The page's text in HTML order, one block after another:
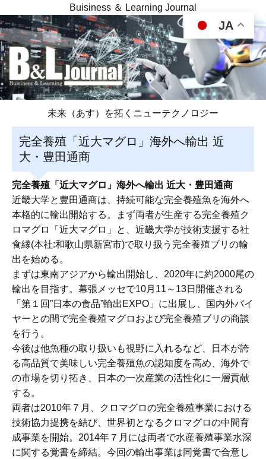
Buisiness ＆ Learning Journal
未来（あす）を拓くニューテクノロジー
完全養殖「近大マグロ」海外へ輸出 近
大・豊田通商
完全養殖「近大マグロ」海外へ輸出 近大・豊田通商
近畿大学と豊田通商は、持続可能な完全養殖魚を海外へ
本格的に輸出開始する。まず両者が生産する完全養殖ク
ロマグロ「近大マグロ」と、近畿大学が技術支援する社
食縁(本社:和歌山県新宮市)で取り扱う完全養殖ブリの輸
出を始める。
まずは東南アジアから輸出開始し、2020年に約2000尾の
輸出を目指す。幕張メッセで10月11～13日開催される
「第１回”日本の食品”輸出EXPO」に出展し、国内外バイ
ヤーとの間で完全養殖マグロおよび完全養殖ブリの商談
を行う。
今後は他魚種の取り扱いも視野に入れるなど、日本が誇
る高品質で美味しい完全養殖魚の認知度を高め、海外で
の市場を切り拓き、日本の一次産業の活性化に一層貢献
する。
両者は2010年７月、クロマグロの完全養殖事業における
技術協力提携を結び、世界初となるクロマグロの中間育
成事業を開始。2014年７月には両者で水産養殖事業水深
に関する覚書を締結。今回の輸出事業は同覚書で合意し
JA